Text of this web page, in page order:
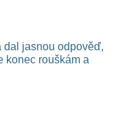
dal jasnou odpověď,
konec rouškám a